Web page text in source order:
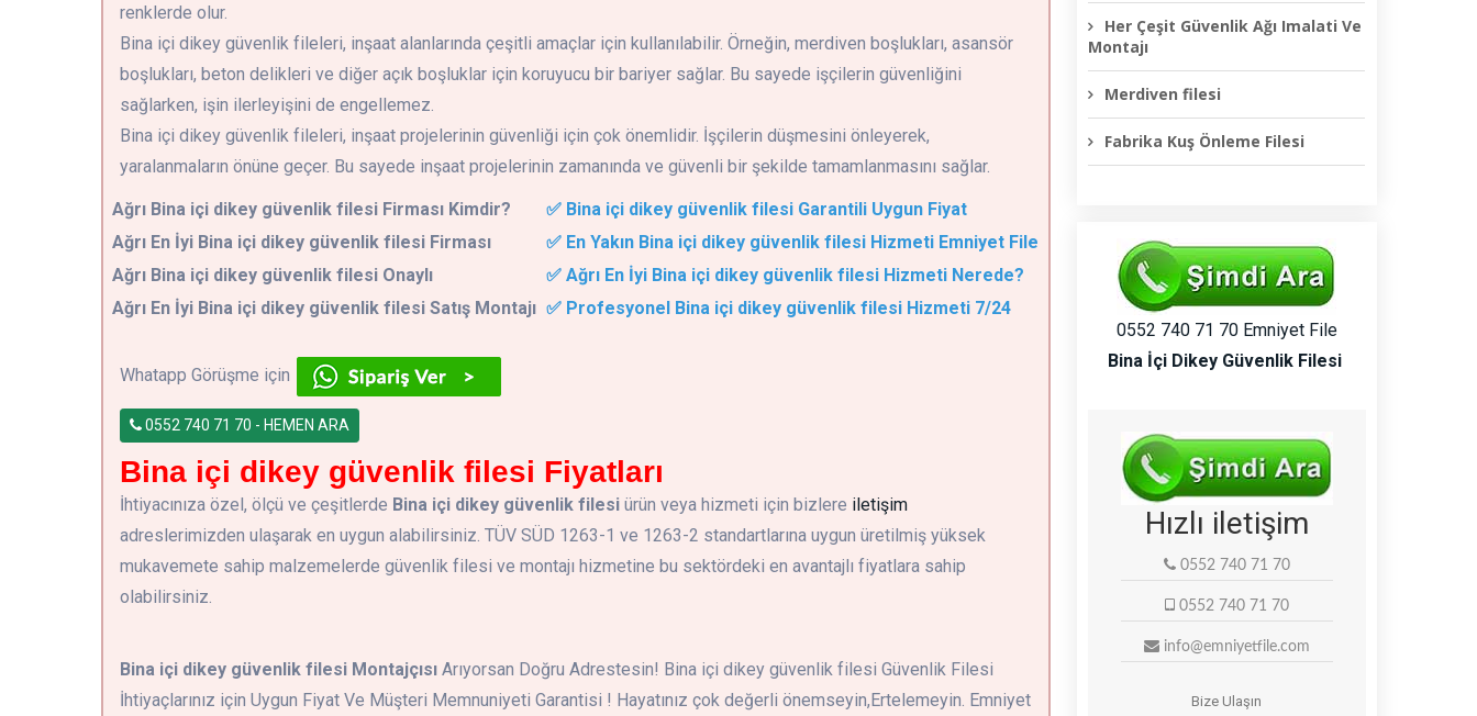
renklerde olur.
Bina içi dikey güvenlik fileleri, inşaat alanlarında çeşitli amaçlar için kullanılabilir. Örneğin, merdiven boşlukları, asansör
boşlukları, beton delikleri ve diğer açık boşluklar için koruyucu bir bariyer sağlar. Bu sayede işçilerin güvenliğini
sağlarken, işin ilerleyişini de engellemez.
Bina içi dikey güvenlik fileleri, inşaat projelerinin güvenliği için çok önemlidir. İşçilerin düşmesini önleyerek,
yaralanmaların önüne geçer. Bu sayede inşaat projelerinin zamanında ve güvenli bir şekilde tamamlanmasını sağlar.
Ağrı Bina içi dikey güvenlik filesi Firması Kimdir?
✅ Bina içi dikey güvenlik filesi Garantili Uygun Fiyat
Ağrı En İyi Bina içi dikey güvenlik filesi Firması
✅ En Yakın Bina içi dikey güvenlik filesi Hizmeti Emniyet File
Ağrı Bina içi dikey güvenlik filesi Onaylı
✅ Ağrı En İyi Bina içi dikey güvenlik filesi Hizmeti Nerede?
Ağrı En İyi Bina içi dikey güvenlik filesi Satış Montajı ✅ Profesyonel Bina içi dikey güvenlik filesi Hizmeti 7/24
Whatapp Görüşme için
0552 740 71 70 - HEMEN ARA
Bina içi dikey güvenlik filesi Fiyatları
İhtiyacınıza özel, ölçü ve çeşitlerde Bina içi dikey güvenlik filesiürün veya hizmeti için bizlere iletişim
adreslerimizden ulaşarak en uygun alabilirsiniz. TÜV SÜD 1263-1 ve 1263-2 standartlarına uygun üretilmiş yüksek
mukavemete sahip malzemelerde güvenlik filesi ve montajı hizmetine bu sektördeki en avantajlı fiyatlara sahip
olabilirsiniz.
Bina içi dikey güvenlik filesi MontajçısıArıyorsan Doğru Adrestesin! Bina içi dikey güvenlik filesi Güvenlik Filesi
İhtiyaçlarınız için Uygun Fiyat Ve Müşteri Memnuniyeti Garantisi ! Hayatınız çok değerli önemseyin,Ertelemeyin. Emniyet
Her Çeşit Güvenlik Ağı Imalati Ve
Montajı
Merdiven filesi
Fabrika Kuş Önleme Filesi
0552 740 71 70 Emniyet File
Bina İçi Dikey Güvenlik Filesi
Hızlı iletişim
0552 740 71 70
0552 740 71 70
info@emniyetfile.com
Bize Ulaşın